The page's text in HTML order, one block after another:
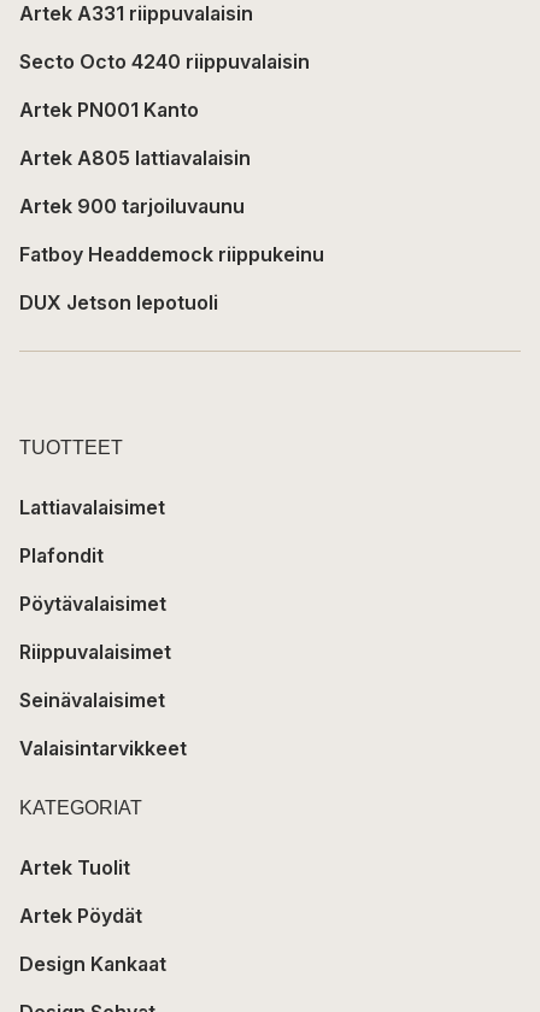
Artek A331 riippuvalaisin
Secto Octo 4240 riippuvalaisin
Artek PN001 Kanto
Artek A805 lattiavalaisin
Artek 900 tarjoiluvaunu
Fatboy Headdemock riippukeinu
DUX Jetson lepotuoli
TUOTTEET
Lattiavalaisimet
Plafondit
Pöytävalaisimet
Riippuvalaisimet
Seinävalaisimet
Valaisintarvikkeet
KATEGORIAT
Artek Tuolit
Artek Pöydät
Design Kankaat